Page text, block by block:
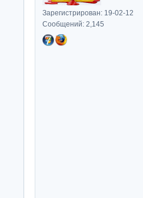
Зарегистрирован: 19-02-12
Сообщений: 2,145